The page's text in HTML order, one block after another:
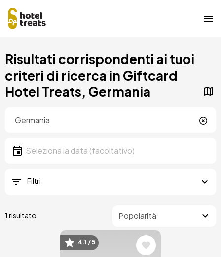
contenuto
principale
Risultati corrispondenti ai tuoi
criteri di ricerca in Giftcard
Hotel Treats, Germania
Data
Seleziona la data
Filtri
1 risultato
Immagine
4.1 / 5